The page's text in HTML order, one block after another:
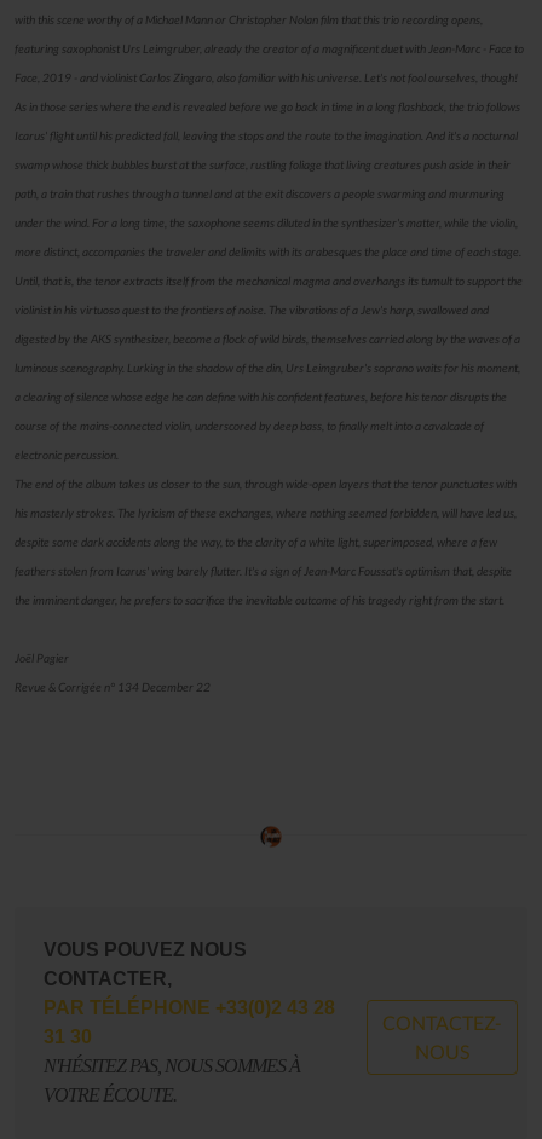
with this scene worthy of a Michael Mann or Christopher Nolan film that this trio recording opens,
featuring saxophonist Urs Leimgruber, already the creator of a magnificent duet with Jean-Marc - Face to
Face, 2019 - and violinist Carlos Zingaro, also familiar with his universe. Let's not fool ourselves, though!
As in those series where the end is revealed before we go back in time in a long flashback, the trio follows
Icarus' flight until his predicted fall, leaving the stops and the route to the imagination. And it's a nocturnal
swamp whose thick bubbles burst at the surface, rustling foliage that living creatures push aside in their
path, a train that rushes through a tunnel and at the exit discovers a people swarming and murmuring
under the wind. For a long time, the saxophone seems diluted in the synthesizer's matter, while the violin,
more distinct, accompanies the traveler and delimits with its arabesques the place and time of each stage.
Until, that is, the tenor extracts itself from the mechanical magma and overhangs its tumult to support the
violinist in his virtuoso quest to the frontiers of noise. The vibrations of a Jew's harp, swallowed and
digested by the AKS synthesizer, become a flock of wild birds, themselves carried along by the waves of a
luminous scenography. Lurking in the shadow of the din, Urs Leimgruber's soprano waits for his moment,
a clearing of silence whose edge he can define with his confident features, before his tenor disrupts the
course of the mains-connected violin, underscored by deep bass, to finally melt into a cavalcade of
electronic percussion.
The end of the album takes us closer to the sun, through wide-open layers that the tenor punctuates with
his masterly strokes. The lyricism of these exchanges, where nothing seemed forbidden, will have led us,
despite some dark accidents along the way, to the clarity of a white light, superimposed, where a few
feathers stolen from Icarus' wing barely flutter. It's a sign of Jean-Marc Foussat's optimism that, despite
the imminent danger, he prefers to sacrifice the inevitable outcome of his tragedy right from the start.
Joël Pagier
Revue & Corrigée n° 134 December 22
VOUS POUVEZ NOUS
CONTACTER,
PAR TÉLÉPHONE +33(0)2 43 28
31 30
N'HÉSITEZ PAS, NOUS SOMMES À
VOTRE ÉCOUTE.
CONTACTEZ-
NOUS